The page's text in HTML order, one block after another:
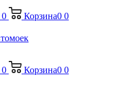
0 Корзина0 0
0 Корзина0 0